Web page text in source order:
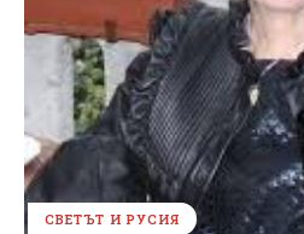
СВЕТЪТ И РУСИЯ